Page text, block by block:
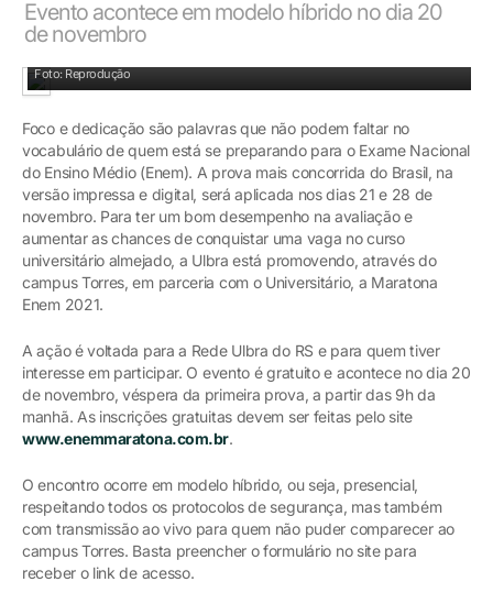
Evento acontece em modelo híbrido no dia 20
de novembro
Foto: Reprodução
Foco e dedicação são palavras que não podem faltar no
vocabulário de quem está se preparando para o Exame Nacional
do Ensino Médio (Enem). A prova mais concorrida do Brasil, na
versão impressa e digital, será aplicada nos dias 21 e 28 de
novembro. Para ter um bom desempenho na avaliação e
aumentar as chances de conquistar uma vaga no curso
universitário almejado, a Ulbra está promovendo, através do
campus Torres, em parceria com o Universitário, a Maratona
Enem 2021.
A ação é voltada para a Rede Ulbra do RS e para quem tiver
interesse em participar. O evento é gratuito e acontece no dia 20
de novembro, véspera da primeira prova, a partir das 9h da
manhã. As inscrições gratuitas devem ser feitas pelo site
www.enemmaratona.com.br.
O encontro ocorre em modelo híbrido, ou seja, presencial,
respeitando todos os protocolos de segurança, mas também
com transmissão ao vivo para quem não puder comparecer ao
campus Torres. Basta preencher o formulário no site para
receber o link de acesso.